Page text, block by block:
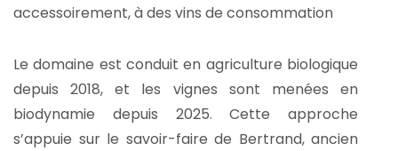
accessoirement, à des vins de consommation
Le domaine est conduit en agriculture biologique
depuis 2018, et les vignes sont menées en
biodynamie depuis 2025. Cette approche
s’appuie sur le savoir-faire de Bertrand, ancien